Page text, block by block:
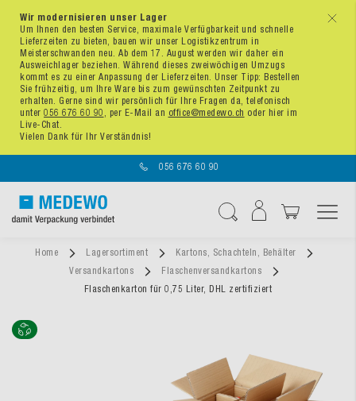
x
Wir modernisieren unser Lager
Um Ihnen den besten Service, maximale Verfügbarkeit und schnelle
Lieferzeiten zu bieten, bauen wir unser Logistikzentrum in
Meisterschwanden neu. Ab dem 17. August werden wir daher ein
Ausweichlager beziehen. Während dieses zweiwöchigen Umzugs
kommt es zu einer Anpassung der Lieferzeiten. Unser Tipp: Bestellen
Sie frühzeitig, um Ihre Ware bis zum gewünschten Zeitpunkt zu
erhalten. Gerne sind wir persönlich für Ihre Fragen da, telefonisch
unter 056 676 60 90 , per E-Mail an office@medewo.ch oder hier im
Live-Chat.
Vielen Dank für Ihr Verständnis!
056 676 60 90
Home Lagersortiment
Kartons, Schachteln, Behälter
Versandkartons
Flaschenversandkartons
Flaschenkarton für 0,75 Liter, DHL zertifiziert